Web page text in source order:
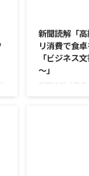
新聞読解「
リ消費で食
「ビジネス
～」
新聞読解「高